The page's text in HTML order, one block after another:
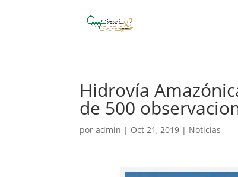
Hidrovía
de 500
poradmin | Oct 21, 2019 | Noticias